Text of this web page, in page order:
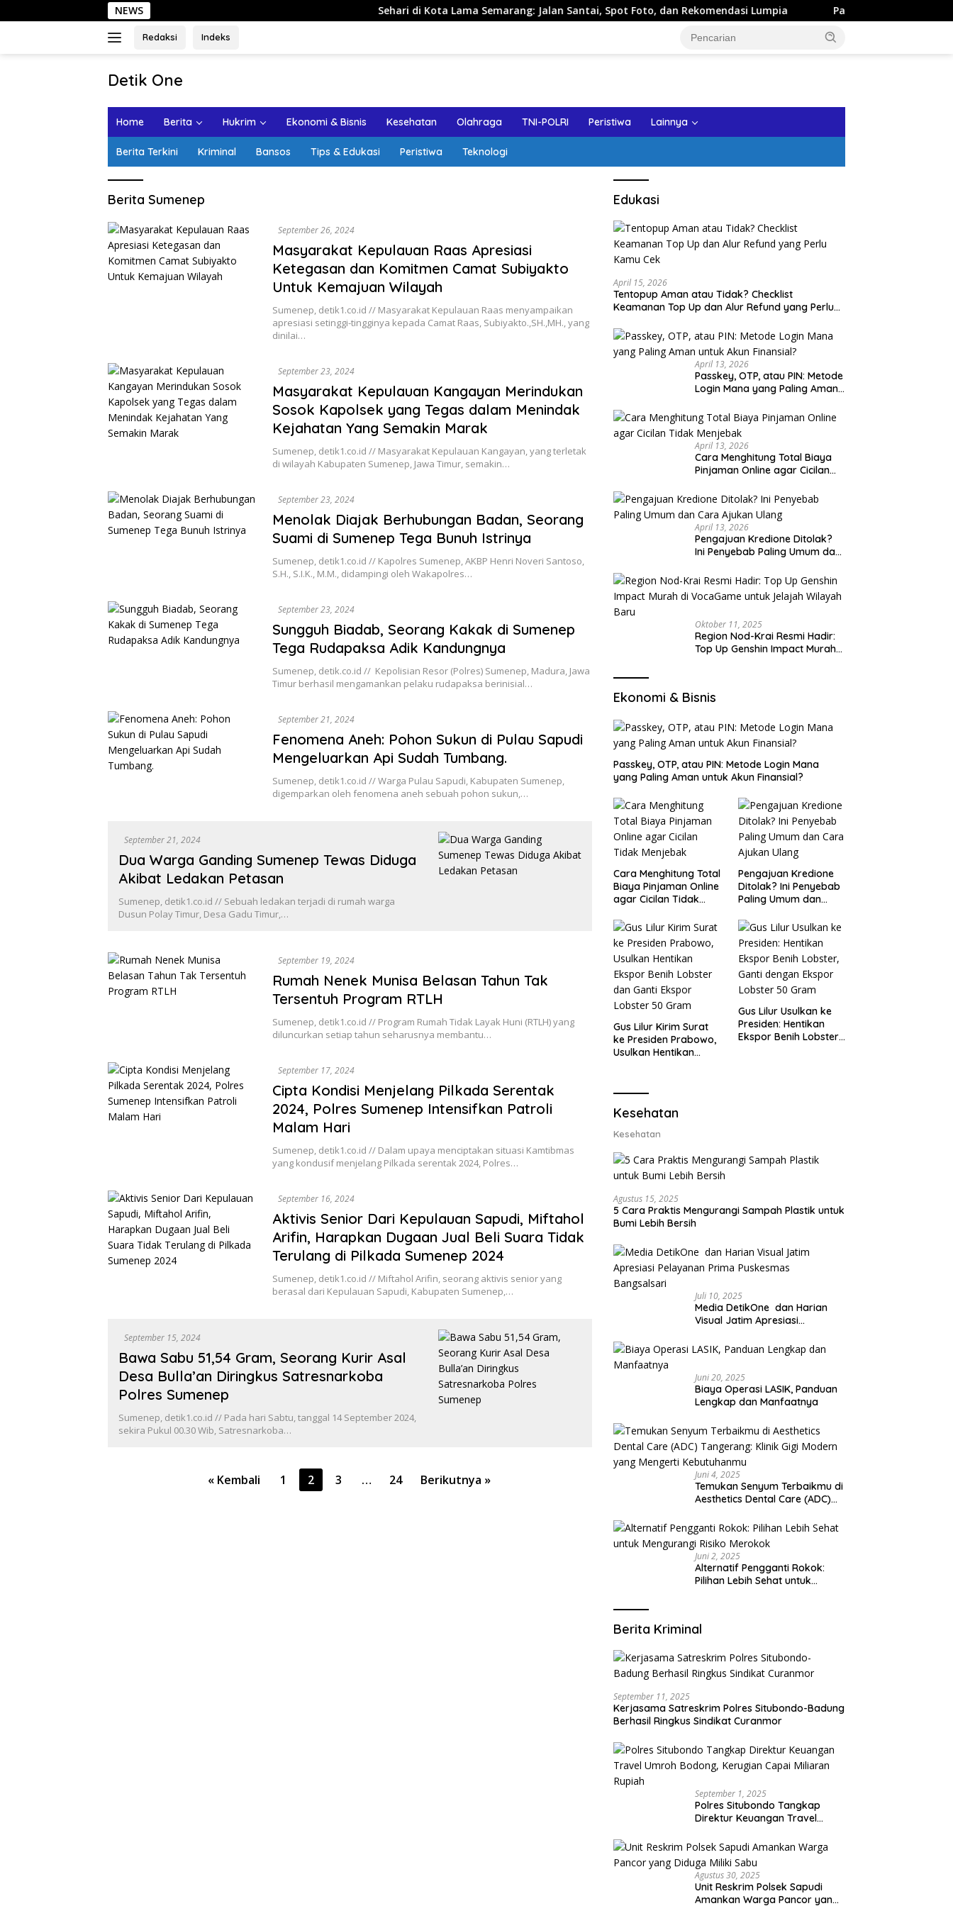
ke
NEWS Sehari di Kota Lama Semarang: Jalan Santai, Spot Foto, dan Rekomendasi Lumpia Panduan Wisata Keluarga ke
Redaksi Indeks
Detik One
Ungkap
Home Berita Hukrim Ekonomi & Bisnis Kesehatan Olahraga TNI-POLRI Peristiwa Lainnya
Berita Terkini Kriminal Bansos Tips & Edukasi Peristiwa Teknologi
Berita Sumenep
September 26, 2024
Masyarakat Kepulauan Raas Apresiasi
Ketegasan dan Komitmen Camat Subiyakto
Untuk Kemajuan Wilayah
Sumenep, detik1.co.id // Masyarakat Kepulauan Raas menyampaikan
apresiasi setinggi-tingginya kepada Camat Raas, Subiyakto.,SH.,MH., yang
dinilai…
September 23, 2024
Masyarakat Kepulauan Kangayan Merindukan
Sosok Kapolsek yang Tegas dalam Menindak
Kejahatan Yang Semakin Marak
Sumenep, detik1.co.id // Masyarakat Kepulauan Kangayan, yang terletak
di wilayah Kabupaten Sumenep, Jawa Timur, semakin…
September 23, 2024
Menolak Diajak Berhubungan Badan, Seorang
Suami di Sumenep Tega Bunuh Istrinya
Sumenep, detik1.co.id // Kapolres Sumenep, AKBP Henri Noveri Santoso,
S.H., S.I.K., M.M., didampingi oleh Wakapolres…
September 23, 2024
Sungguh Biadab, Seorang Kakak di Sumenep
Tega Rudapaksa Adik Kandungnya
Sumenep, detik.co.id // Kepolisian Resor (Polres) Sumenep, Madura, Jawa
Timur berhasil mengamankan pelaku rudapaksa berinisial…
September 21, 2024
Fenomena Aneh: Pohon Sukun di Pulau Sapudi
Mengeluarkan Api Sudah Tumbang.
Sumenep, detik1.co.id // Warga Pulau Sapudi, Kabupaten Sumenep,
digemparkan oleh fenomena aneh sebuah pohon sukun,…
September 21, 2024
Dua Warga Ganding Sumenep Tewas Diduga
Akibat Ledakan Petasan
Sumenep, detik1.co.id // Sebuah ledakan terjadi di rumah warga
Dusun Polay Timur, Desa Gadu Timur,…
September 19, 2024
Rumah Nenek Munisa Belasan Tahun Tak
Tersentuh Program RTLH
Sumenep, detik1.co.id // Program Rumah Tidak Layak Huni (RTLH) yang
diluncurkan setiap tahun seharusnya membantu…
September 17, 2024
Cipta Kondisi Menjelang Pilkada Serentak
2024, Polres Sumenep Intensifkan Patroli
Malam Hari
Sumenep, detik1.co.id // Dalam upaya menciptakan situasi Kamtibmas
yang kondusif menjelang Pilkada serentak 2024, Polres…
September 16, 2024
Aktivis Senior Dari Kepulauan Sapudi, Miftahol
Arifin, Harapkan Dugaan Jual Beli Suara Tidak
Terulang di Pilkada Sumenep 2024
Sumenep, detik1.co.id // Miftahol Arifin, seorang aktivis senior yang
berasal dari Kepulauan Sapudi, Kabupaten Sumenep,…
September 15, 2024
Bawa Sabu 51,54 Gram, Seorang Kurir Asal
Desa Bulla’an Diringkus Satresnarkoba
Polres Sumenep
Sumenep, detik1.co.id // Pada hari Sabtu, tanggal 14 September 2024,
sekira Pukul 00.30 Wib, Satresnarkoba…
« Kembali 1 2 3 … 24 Berikutnya »
Edukasi
April 15, 2026
Tentopup Aman atau Tidak? Checklist
Keamanan Top Up dan Alur Refund yang Perlu
April 13, 2026
Passkey, OTP, atau PIN: Metode
Login Mana yang Paling Aman
April 13, 2026
Cara Menghitung Total Biaya
Pinjaman Online agar Cicilan
April 13, 2026
Pengajuan Kredione Ditolak?
Ini Penyebab Paling Umum dan
Oktober 11, 2025
Region Nod-Krai Resmi Hadir:
Top Up Genshin Impact Murah
Ekonomi & Bisnis
Passkey, OTP, atau PIN: Metode Login Mana
yang Paling Aman untuk Akun Finansial?
Cara Menghitung Total
Biaya Pinjaman Online
agar Cicilan Tidak
Pengajuan Kredione
Ditolak? Ini Penyebab
Paling Umum dan
Gus Lilur Kirim Surat
ke Presiden Prabowo,
Usulkan Hentikan
Lobster 50 Gram
Gus Lilur Usulkan ke
Presiden: Hentikan
Ekspor Benih Lobster,
Kesehatan
Kesehatan
Agustus 15, 2025
5 Cara Praktis Mengurangi Sampah Plastik untuk
Bumi Lebih Bersih
Juli 10, 2025
Media DetikOne dan Harian
Visual Jatim Apresiasi
Bangsalsari
Juni 20, 2025
Biaya Operasi LASIK, Panduan
Lengkap dan Manfaatnya
Juni 4, 2025
Temukan Senyum Terbaikmu di
Aesthetics Dental Care (ADC)
yang Mengerti Kebutuhanmu
Juni 2, 2025
Alternatif Pengganti Rokok:
Pilihan Lebih Sehat untuk
Berita Kriminal
September 11, 2025
Kerjasama Satreskrim Polres Situbondo-Badung
Berhasil Ringkus Sindikat Curanmor
September 1, 2025
Polres Situbondo Tangkap
Direktur Keuangan Travel
Capai Miliaran Rupiah
Agustus 30, 2025
Unit Reskrim Polsek Sapudi
Amankan Warga Pancor yang